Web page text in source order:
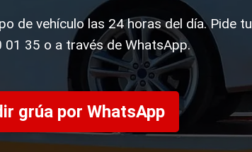
de vehículo las 24 horas del día. Pide tu
35 o a través de WhatsApp.
grúa por WhatsApp